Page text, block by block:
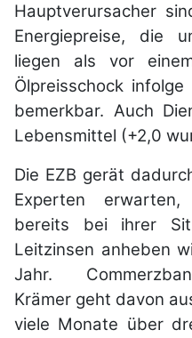
Hauptverursacher
Energiepreise, die
liegen als vor
Ölpreisschock
bemerkbar. Auch
Lebensmittel (+2,0
Die EZB gerät
Experten
bereits bei ihrer
Leitzinsen anheben
Jahr.
Krämer geht davon
viele Monate über